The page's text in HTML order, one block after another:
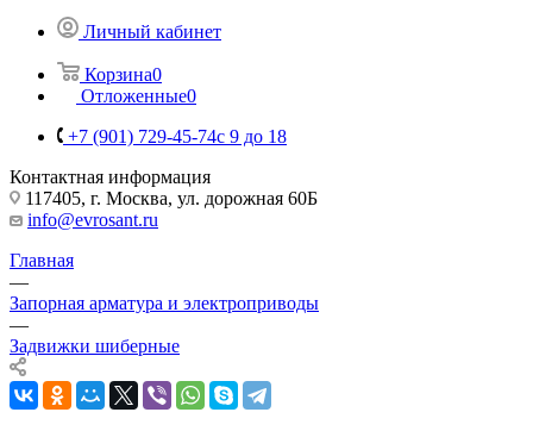
Личный кабинет
Корзина0
Отложенные0
+7 (901) 729-45-74c 9 до 18
Контактная информация
117405, г. Москва, ул. дорожная 60Б
info@evrosant.ru
Главная
—
Запорная арматура и электроприводы
—
Задвижки шиберные